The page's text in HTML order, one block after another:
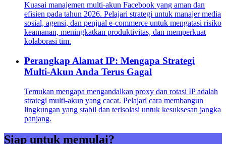
Kuasai manajemen multi-akun Facebook yang aman dan
efisien pada tahun 2026. Pelajari strategi untuk manajer media
sosial, agensi, dan penjual e-commerce untuk mengatasi risiko
keamanan, meningkatkan produktivitas, dan memperkuat
kolaborasi tim.
Perangkap Alamat IP: Mengapa Strategi
Multi-Akun Anda Terus Gagal
Temukan mengapa mengandalkan proxy dan rotasi IP adalah
strategi multi-akun yang cacat. Pelajari cara membangun
lingkungan yang stabil dan terisolasi untuk kesuksesan jangka
panjang.
Siap untuk memulai?